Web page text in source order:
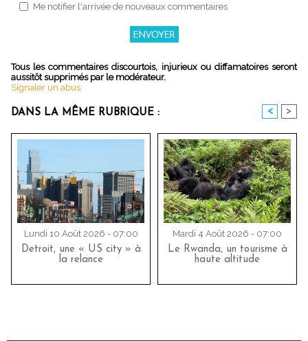
Me notifier l'arrivée de nouveaux commentaires
Tous les commentaires discourtois, injurieux ou diffamatoires seront
aussitôt supprimés par le modérateur.
Signaler un abus
DANS LA MÊME RUBRIQUE : < >
Lundi 10 Août 2026 - 07:00
Detroit, une « US city » à
la relance
Mardi 4 Août 2026 - 07:00
Le Rwanda, un tourisme à
haute altitude